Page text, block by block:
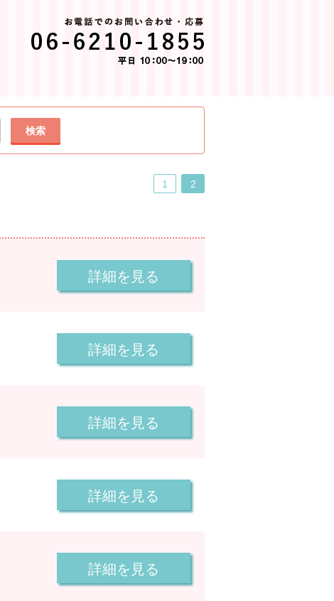
検索
1 2
詳細を見る
詳細を見る
詳細を見る
詳細を見る
詳細を見る